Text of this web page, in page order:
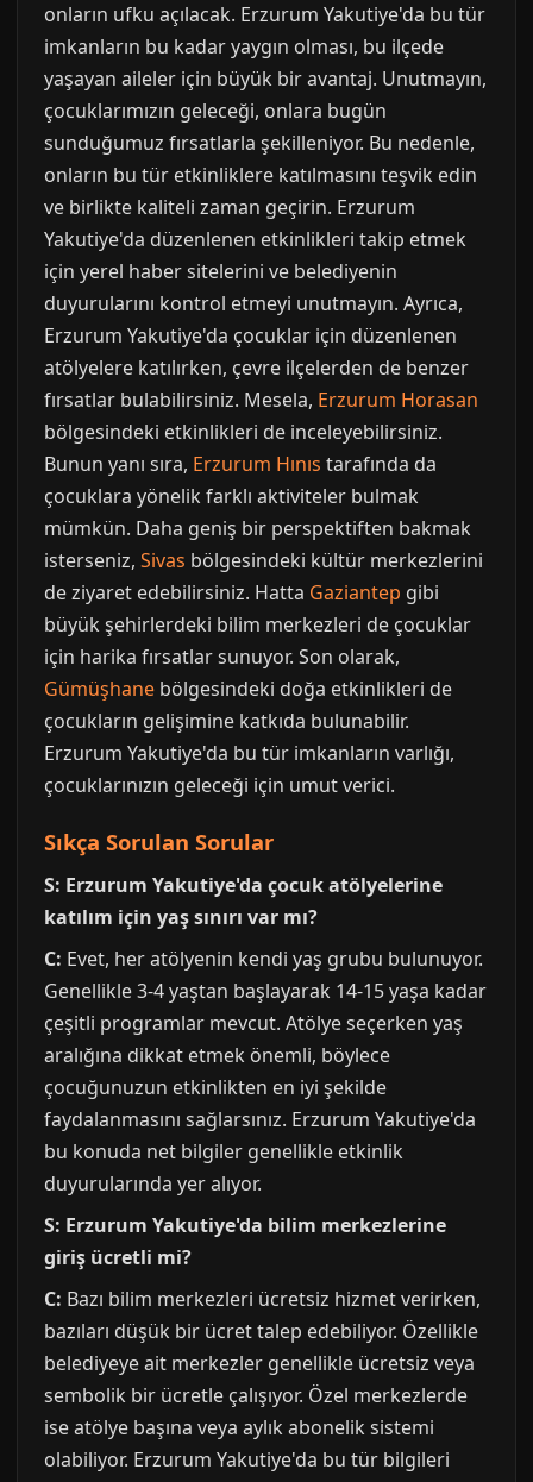
onların ufku açılacak. Erzurum Yakutiye'da bu tür
imkanların bu kadar yaygın olması, bu ilçede
yaşayan aileler için büyük bir avantaj. Unutmayın,
çocuklarımızın geleceği, onlara bugün
sunduğumuz fırsatlarla şekilleniyor. Bu nedenle,
onların bu tür etkinliklere katılmasını teşvik edin
ve birlikte kaliteli zaman geçirin. Erzurum
Yakutiye'da düzenlenen etkinlikleri takip etmek
için yerel haber sitelerini ve belediyenin
duyurularını kontrol etmeyi unutmayın. Ayrıca,
Erzurum Yakutiye'da çocuklar için düzenlenen
atölyelere katılırken, çevre ilçelerden de benzer
fırsatlar bulabilirsiniz. Mesela, Erzurum Horasan
bölgesindeki etkinlikleri de inceleyebilirsiniz.
Bunun yanı sıra, Erzurum Hınıs tarafında da
çocuklara yönelik farklı aktiviteler bulmak
mümkün. Daha geniş bir perspektiften bakmak
isterseniz, Sivas bölgesindeki kültür merkezlerini
de ziyaret edebilirsiniz. Hatta Gaziantep gibi
büyük şehirlerdeki bilim merkezleri de çocuklar
için harika fırsatlar sunuyor. Son olarak,
Gümüşhane bölgesindeki doğa etkinlikleri de
çocukların gelişimine katkıda bulunabilir.
Erzurum Yakutiye'da bu tür imkanların varlığı,
çocuklarınızın geleceği için umut verici.
Sıkça Sorulan Sorular
S: Erzurum Yakutiye'da çocuk atölyelerine
katılım için yaş sınırı var mı?
C: Evet, her atölyenin kendi yaş grubu bulunuyor.
Genellikle 3-4 yaştan başlayarak 14-15 yaşa kadar
çeşitli programlar mevcut. Atölye seçerken yaş
aralığına dikkat etmek önemli, böylece
çocuğunuzun etkinlikten en iyi şekilde
faydalanmasını sağlarsınız. Erzurum Yakutiye'da
bu konuda net bilgiler genellikle etkinlik
duyurularında yer alıyor.
S: Erzurum Yakutiye'da bilim merkezlerine
giriş ücretli mi?
C: Bazı bilim merkezleri ücretsiz hizmet verirken,
bazıları düşük bir ücret talep edebiliyor. Özellikle
belediyeye ait merkezler genellikle ücretsiz veya
sembolik bir ücretle çalışıyor. Özel merkezlerde
ise atölye başına veya aylık abonelik sistemi
olabiliyor. Erzurum Yakutiye'da bu tür bilgileri